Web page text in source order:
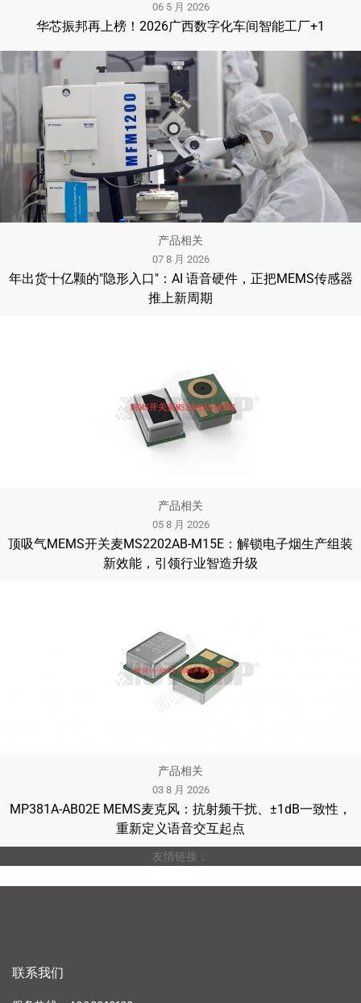
06 5 月 2026
华芯振邦再上榜！2026广西数字化车间智能工厂+1
产品相关
07 8 月 2026
年出货十亿颗的"隐形入口"：AI 语音硬件，正把MEMS传感器
推上新周期
产品相关
05 8 月 2026
顶吸气MEMS开关麦MS2202AB-M15E：解锁电子烟生产组装
新效能，引领行业智造升级
产品相关
03 8 月 2026
MP381A-AB02E MEMS麦克风：抗射频干扰、±1dB一致性，
重新定义语音交互起点
友情链接：
联系我们